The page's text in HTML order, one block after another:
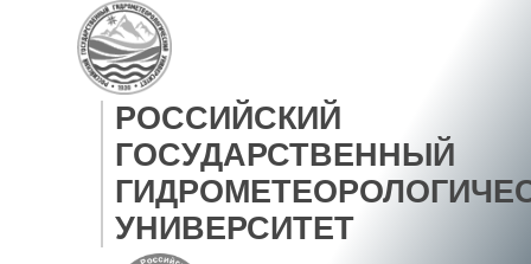
РОССИЙСКИЙ
ГОСУДАРСТВЕННЫЙ
УНИВЕРСИТЕТ